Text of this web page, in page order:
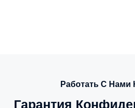
Работать С Нами
Гарантия